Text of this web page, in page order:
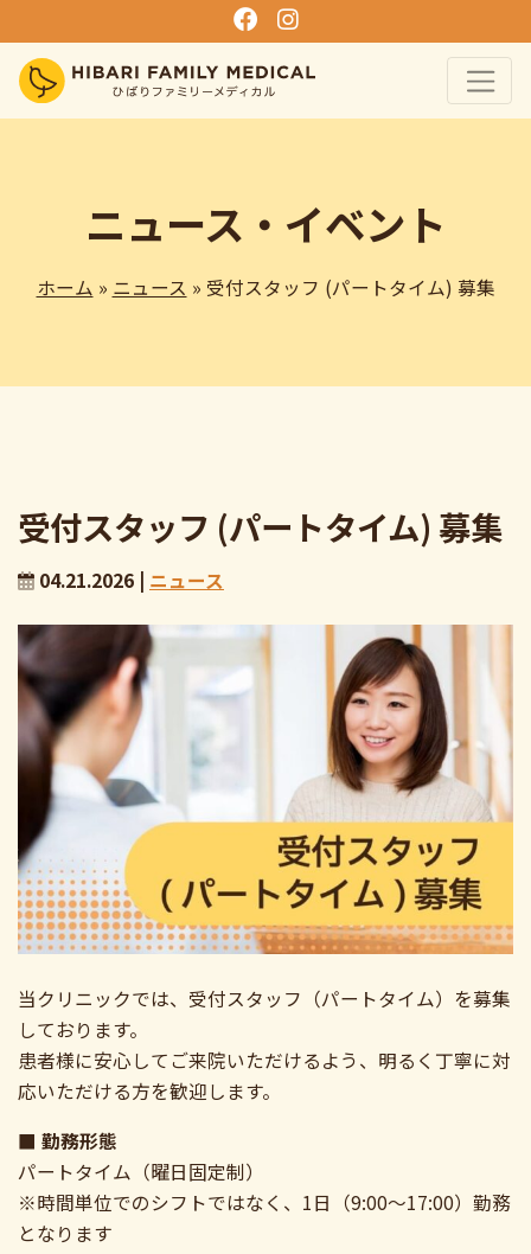
ニュース・イベント
ホーム » ニュース » 受付スタッフ (パートタイム) 募集
受付スタッフ (パートタイム) 募集
04.21.2026 | ニュース
当クリニックでは、受付スタッフ（パートタイム）を募集
しております。
患者様に安心してご来院いただけるよう、明るく丁寧に対
応いただける方を歓迎します。
■ 勤務形態
パートタイム（曜日固定制）
※時間単位でのシフトではなく、1日（9:00〜17:00）勤務
となります